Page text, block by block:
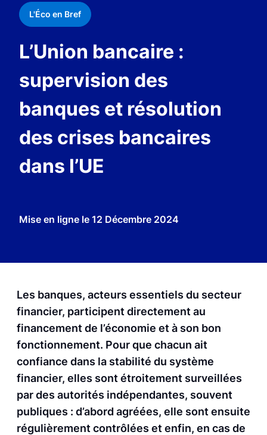
L'Éco en Bref
L’Union bancaire :
supervision des
banques et résolution
des crises bancaires
dans l’UE
Mise en ligne le 12 Décembre 2024
Les banques, acteurs essentiels du secteur
financier, participent directement au
financement de l’économie et à son bon
fonctionnement. Pour que chacun ait
confiance dans la stabilité du système
financier, elles sont étroitement surveillées
par des autorités indépendantes, souvent
publiques : d’abord agréées, elle sont ensuite
régulièrement contrôlées et enfin, en cas de